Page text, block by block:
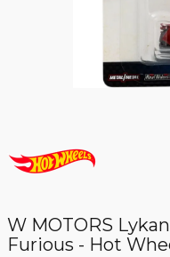
W MOTORS
Furious - Hot